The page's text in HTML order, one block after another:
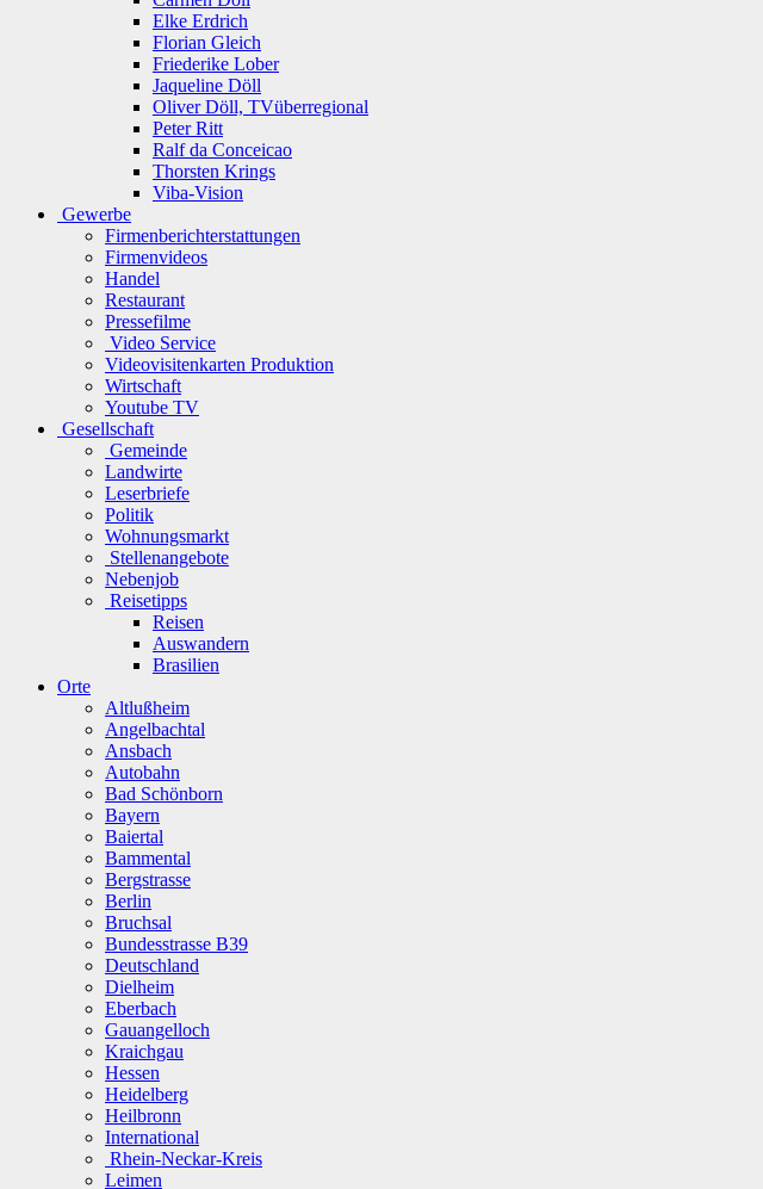
Elke Erdrich
Florian Gleich
Friederike Lober
Jaqueline Döll
Oliver Döll, TVüberregional
Peter Ritt
Ralf da Conceicao
Thorsten Krings
Viba-Vision
Gewerbe
Firmenberichterstattungen
Firmenvideos
Handel
Restaurant
Pressefilme
Video Service
Videovisitenkarten Produktion
Wirtschaft
Youtube TV
Gesellschaft
Gemeinde
Landwirte
Leserbriefe
Politik
Wohnungsmarkt
Stellenangebote
Nebenjob
Reisetipps
Reisen
Auswandern
Brasilien
Orte
Altlußheim
Angelbachtal
Ansbach
Autobahn
Bad Schönborn
Bayern
Baiertal
Bammental
Bergstrasse
Berlin
Bruchsal
Bundesstrasse B39
Deutschland
Dielheim
Eberbach
Gauangelloch
Kraichgau
Hessen
Heidelberg
Heilbronn
International
Rhein-Neckar-Kreis
Leimen